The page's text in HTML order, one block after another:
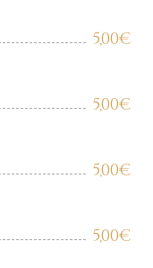
5,00€
5,00€
5,00€
5,00€